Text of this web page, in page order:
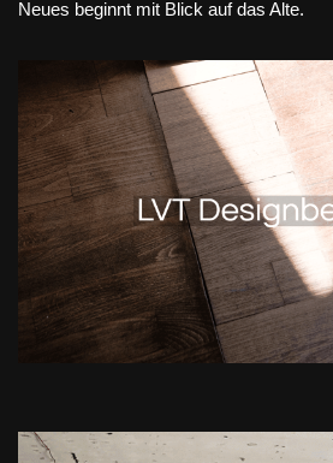
Neues beginnt mit Blick auf das Alte.